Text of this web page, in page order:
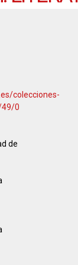
colecciones-
0
de